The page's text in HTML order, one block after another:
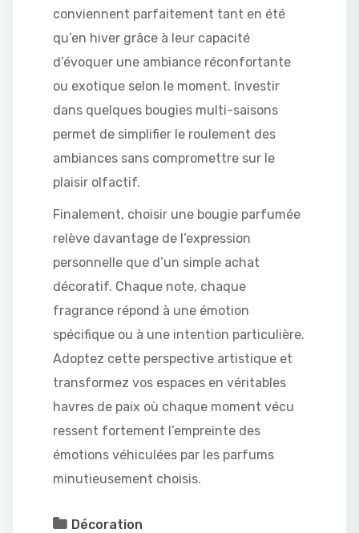
conviennent parfaitement tant en été
qu’en hiver grâce à leur capacité
d’évoquer une ambiance réconfortante
ou exotique selon le moment. Investir
dans quelques bougies multi-saisons
permet de simplifier le roulement des
ambiances sans compromettre sur le
plaisir olfactif.
Finalement, choisir une bougie parfumée
relève davantage de l’expression
personnelle que d’un simple achat
décoratif. Chaque note, chaque
fragrance répond à une émotion
spécifique ou à une intention particulière.
Adoptez cette perspective artistique et
transformez vos espaces en véritables
havres de paix où chaque moment vécu
ressent fortement l’empreinte des
émotions véhiculées par les parfums
minutieusement choisis.
Décoration